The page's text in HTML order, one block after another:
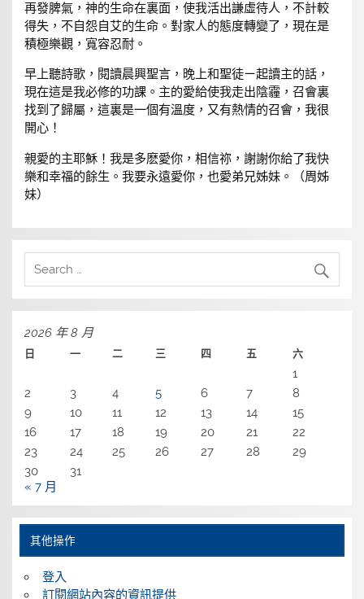
再發脾氣，神的生命在裏面，使我活出謙虛待人，不計較
得失，不自怨自艾的生命。對家人的態度轉變了，現在是
積極樂觀，寬容忍耐。
早上聽詩歌，閱讀晨興聖言，晚上和聖徒ㄧ起讀主的話，
現在這是我必修的功課。主的愛給使我走出陰霾，召會裏
找到了歸屬，這裏是一個有溫度，又有熱情的召會，我很
開心！
親愛的主耶穌！我是多麽愛你，相信祢，謝謝你給了我快
樂和幸福的餘生。我要永遠愛你，也愛弟兄姊妹。（周姊
妹）
2026 年 8 月
日 一 二 三 四 五 六
1
2
3 4 5 6 7
8
9
10 11 12 13 14
15
16
17 18 19 20 21
22
23
24 25 26 27 28
29
30
31
« 7 月
其他操作
登入
訂閱網站內容的資訊提供